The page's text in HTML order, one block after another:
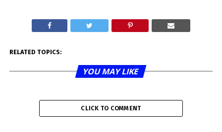
RELATED TOPICS:
YOU MAY LIKE
CLICK TO COMMENT